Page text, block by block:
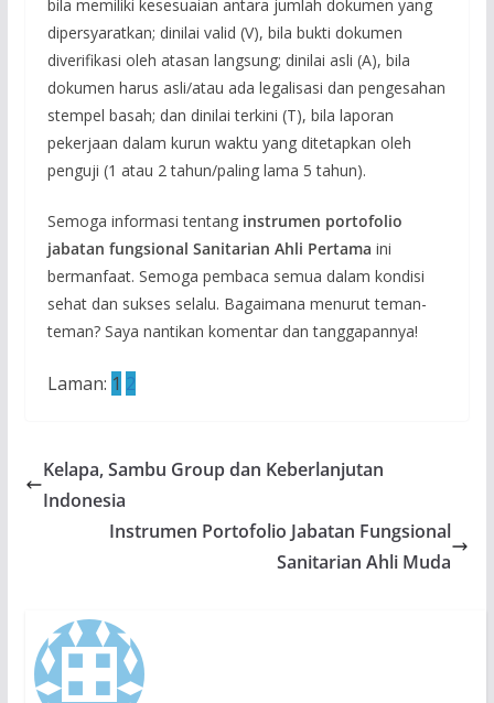
bila memiliki kesesuaian antara jumlah dokumen yang
dipersyaratkan; dinilai valid (V), bila bukti dokumen
diverifikasi oleh atasan langsung; dinilai asli (A), bila
dokumen harus asli/atau ada legalisasi dan pengesahan
stempel basah; dan dinilai terkini (T), bila laporan
pekerjaan dalam kurun waktu yang ditetapkan oleh
penguji (1 atau 2 tahun/paling lama 5 tahun).
Semoga informasi tentang instrumen portofolio
jabatan fungsional Sanitarian Ahli Pertama ini
bermanfaat. Semoga pembaca semua dalam kondisi
sehat dan sukses selalu. Bagaimana menurut teman-
teman? Saya nantikan komentar dan tanggapannya!
Laman: 1 2
Kelapa, Sambu Group dan Keberlanjutan
Indonesia
Instrumen Portofolio Jabatan Fungsional
Sanitarian Ahli Muda